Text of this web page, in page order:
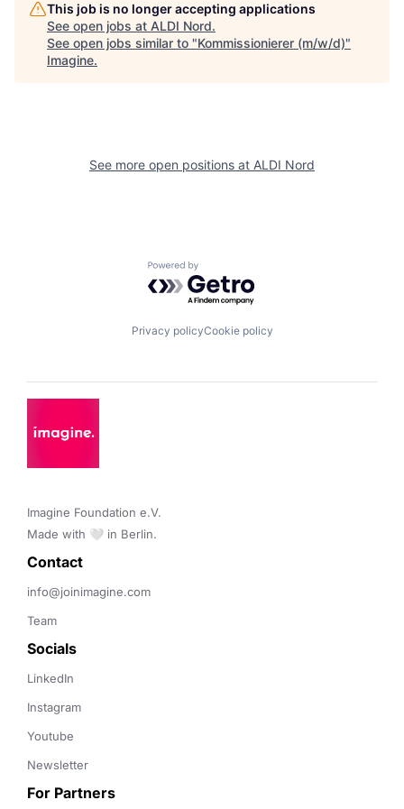
This job is no longer accepting applications
See open jobs at ALDI Nord.
See open jobs similar to "Kommissionierer (m/w/d)"
Imagine.
See more open positions at ALDI Nord
Powered by Getro.com
Privacy policyCookie policy
Imagine Foundation e.V.
Made with 🤍 in Berlin.
Contact
info@joinimagine.com
Team
Socials
LinkedIn
Instagram
Youtube
Newsletter
For Partners